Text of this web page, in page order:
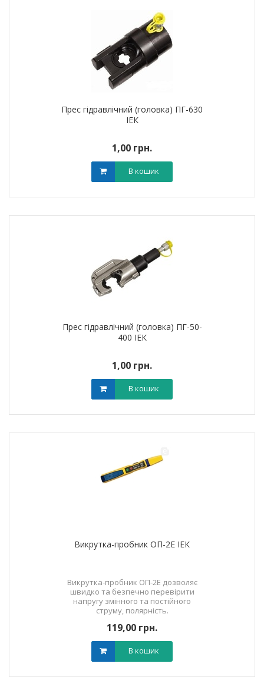
Прес гідравлічний (головка) ПГ-630
ІЕК
1,00 грн.
В кошик
Прес гідравлічний (головка) ПГ-50-
400 ІЕК
1,00 грн.
В кошик
Викрутка-пробник ОП-2Е ІЕК
Викрутка-пробник ОП-2Е дозволяє
швидко та безпечно перевірити
напругу змінного та постійного
струму, полярність.
119,00 грн.
В кошик